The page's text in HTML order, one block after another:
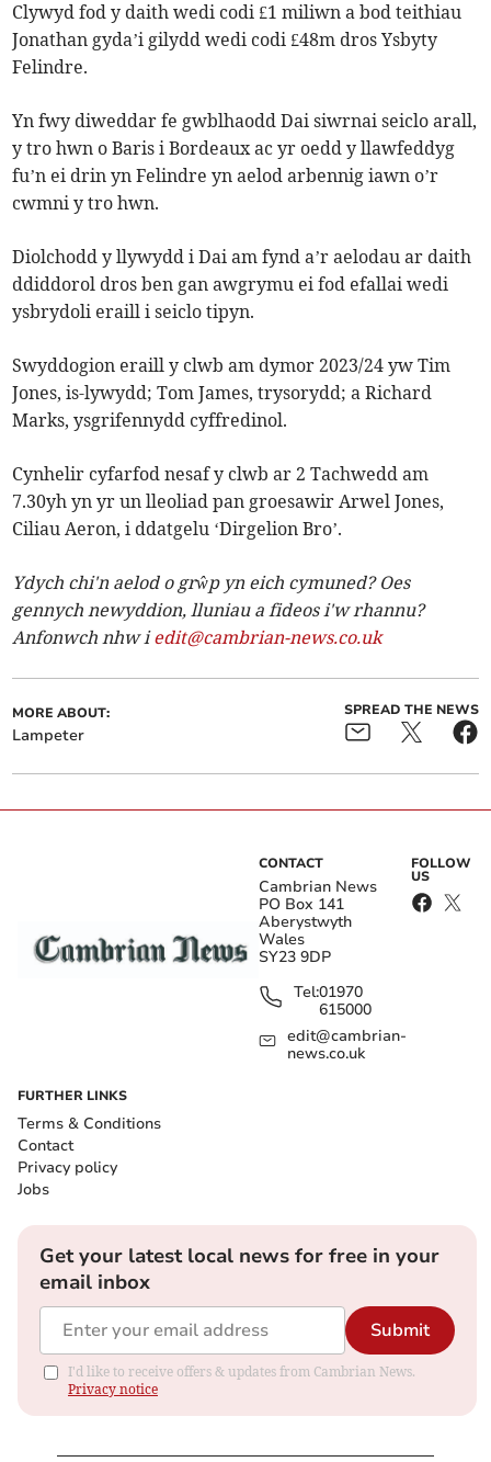
Clywyd fod y daith wedi codi £1 miliwn a bod teithiau
Jonathan gyda’i gilydd wedi codi £48m dros Ysbyty
Felindre.
Yn fwy diweddar fe gwblhaodd Dai siwrnai seiclo arall,
y tro hwn o Baris i Bordeaux ac yr oedd y llawfeddyg
fu’n ei drin yn Felindre yn aelod arbennig iawn o’r
cwmni y tro hwn.
Diolchodd y llywydd i Dai am fynd a’r aelodau ar daith
ddiddorol dros ben gan awgrymu ei fod efallai wedi
ysbrydoli eraill i seiclo tipyn.
Swyddogion eraill y clwb am dymor 2023/24 yw Tim
Jones, is-lywydd; Tom James, trysorydd; a Richard
Marks, ysgrifennydd cyffredinol.
Cynhelir cyfarfod nesaf y clwb ar 2 Tachwedd am
7.30yh yn yr un lleoliad pan groesawir Arwel Jones,
Ciliau Aeron, i ddatgelu ‘Dirgelion Bro’.
Ydych chi'n aelod o grŵp yn eich cymuned? Oes
gennych newyddion, lluniau a fideos i'w rhannu?
Anfonwch nhw iedit@cambrian-news.co.uk
MORE ABOUT:
Lampeter
SPREAD THE NEWS
CONTACT
Cambrian News
PO Box 141
Aberystwyth
Wales
SY23 9DP
Tel:01970
615000
edit@cambrian-
news.co.uk
FOLLOW
US
FURTHER LINKS
Terms & Conditions
Contact
Privacy policy
Jobs
Get your latest local news for free in your
email inbox
Submit
I'd like to receive offers & updates from Cambrian News.
Privacy notice